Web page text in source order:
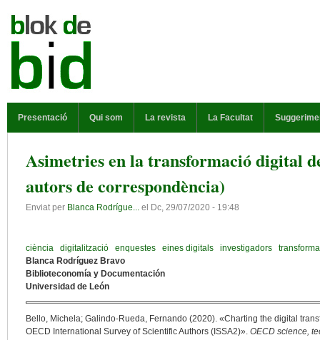
Presentació Qui som La revista La Facultat
Asimetries en la transformació digital
autors de correspondència)
Enviat per Blanca Rodrígue... el Dc, 29/07/2020 - 19:48
ciència digitalització enquestes eines digitals investigadors
Blanca Rodríguez Bravo
Biblioteconomía y Documentación
Universidad de León
Bello, Michela; Galindo-Rueda, Fernando (2020). «Charting the digital
OECD International Survey of Scientific Authors (ISSA2)». OECD science,